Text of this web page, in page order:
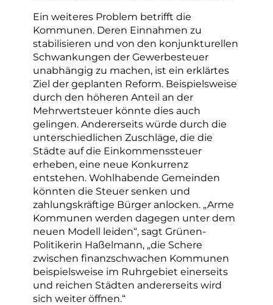
Ein weiteres Problem betrifft die
Kommunen. Deren Einnahmen zu
stabilisieren und von den konjunkturellen
Schwankungen der Gewerbesteuer
unabhängig zu machen, ist ein erklärtes
Ziel der geplanten Reform. Beispielsweise
durch den höheren Anteil an der
Mehrwertsteuer könnte dies auch
gelingen. Andererseits würde durch die
unterschiedlichen Zuschläge, die die
Städte auf die Einkommenssteuer
erheben, eine neue Konkurrenz
entstehen. Wohlhabende Gemeinden
könnten die Steuer senken und
zahlungskräftige Bürger anlocken. „Arme
Kommunen werden dagegen unter dem
neuen Modell leiden“, sagt Grünen-
Politikerin Haßelmann, „die Schere
zwischen finanzschwachen Kommunen
beispielsweise im Ruhrgebiet einerseits
und reichen Städten andererseits wird
sich weiter öffnen.“